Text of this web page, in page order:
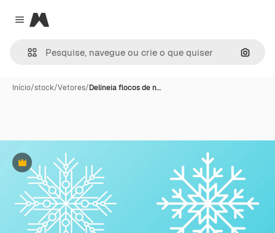
Close menu
Magnific
Início/stock/Vetores/Delineia flocos de n…
Premium